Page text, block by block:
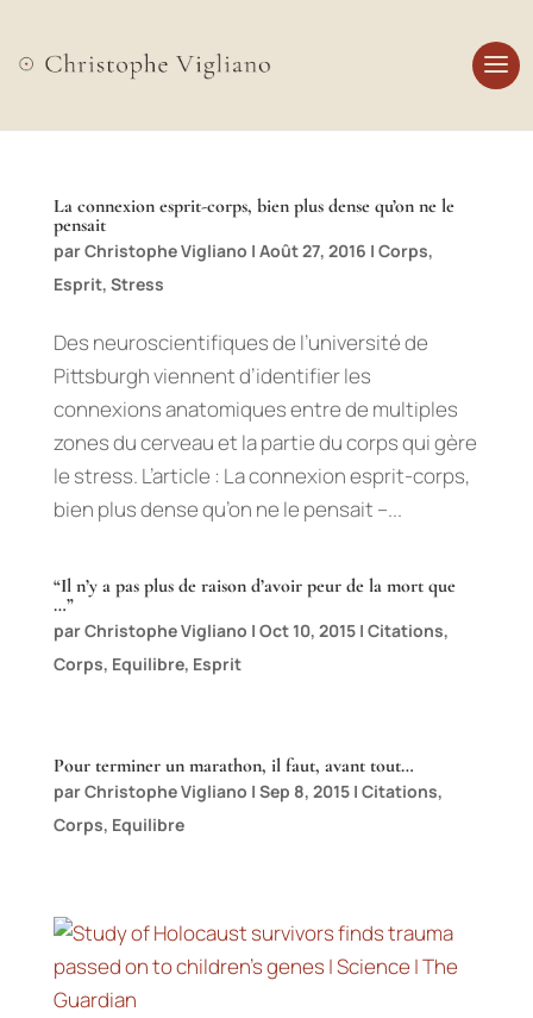
La connexion esprit-corps, bien plus dense qu’on ne le
pensait
parChristophe Vigliano | Août 27, 2016 | Corps,
Esprit, Stress
Des neuroscientifiques de l’université de
Pittsburgh viennent d’identifier les
connexions anatomiques entre de multiples
zones du cerveau et la partie du corps qui gère
le stress. L’article : La connexion esprit-corps,
bien plus dense qu’on ne le pensait –...
“Il n’y a pas plus de raison d’avoir peur de la mort que
…”
parChristophe Vigliano | Oct 10, 2015| Citations,
Corps, Equilibre, Esprit
Pour terminer un marathon, il faut, avant tout…
parChristophe Vigliano | Sep 8, 2015| Citations,
Corps, Equilibre